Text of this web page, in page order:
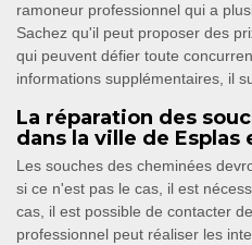
ramoneur professionnel qui a
Sachez qu'il peut proposer des
qui peuvent défier toute
informations supplémentaires, il
La réparation des
dans la ville de Esplas
Les souches des cheminées
si ce n'est pas le cas, il est
cas, il est possible de contacter
professionnel peut réaliser les